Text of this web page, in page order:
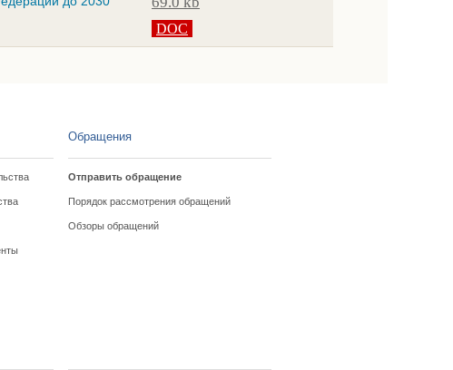
DOC
Обращения
Отправить обращение
Порядок рассмотрения обращений
Обзоры обращений